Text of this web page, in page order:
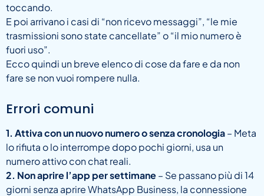
toccando.
E poi arrivano i casi di “non ricevo messaggi”, “le mie
trasmissioni sono state cancellate” o “il mio numero è
fuori uso”.
Ecco quindi un breve elenco di cose da fare e da non
fare se non vuoi rompere nulla.
Errori comuni
1. Attiva con un nuovo numero o senza cronologia– Meta
lo rifiuta o lo interrompe dopo pochi giorni, usa un
numero attivo con chat reali.
2. Non aprire l’app per settimane– Se passano più di 14
giorni senza aprire WhatsApp Business, la connessione